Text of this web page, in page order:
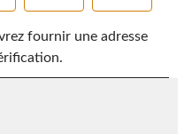
pour
évaluer
pour
fournir une adresse